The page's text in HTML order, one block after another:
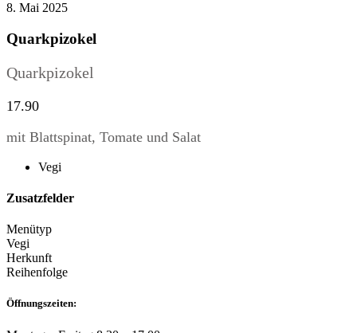
8. Mai 2025
Quarkpizokel
Quarkpizokel
17.90
mit Blattspinat, Tomate und Salat
Vegi
Zusatzfelder
Menütyp
Vegi
Herkunft
Reihenfolge
Öffnungszeiten: